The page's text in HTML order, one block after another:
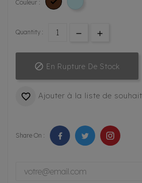
Couleur :
Quantity :
 En Rupture De Stock
 Ajouter à la liste de
Share On :